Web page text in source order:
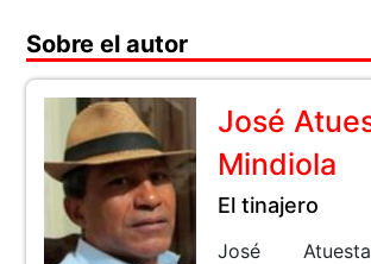
Sobre el autor
José
Mindiola
El tinajero
José